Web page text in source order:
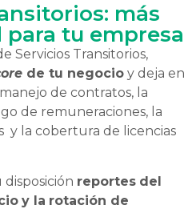
más
tu empresa
Servicios Transitorios,
de tu negocio y deja en
de contratos, la
de remuneraciones, la
y la cobertura de licencias
reportes del
y la rotación de